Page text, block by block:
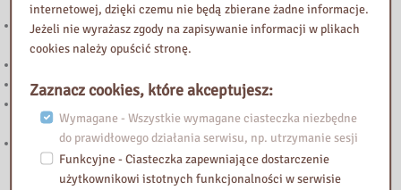
221. Kierunek STEAM: rozwój strefy multimedialnej w Bibliotece
Pedagogicznej w Żyrardowie
Nowy wpis na blogu „Biblioteka Vintage”
„Halo! Tu Mazowsze” – podcast Samorządu Województwa
Mazowieckiego
Zapraszamy do lektury nowego wpisu na blogu Biblioteka Vintage!
internetowej, dzięki czemu nie będą zbierane żadne informacje.
Jeżeli nie wyrażasz zgody na zapisywanie informacji w plikach
cookies należy opuścić stronę.
Zaznacz cookies, które akceptujesz:
Wymagane - Wszystkie wymagane ciasteczka niezbędne
do prawidłowego działania serwisu, np. utrzymanie sesji
Funkcyjne - Ciasteczka zapewniające dostarczenie
użytkownikowi istotnych funkcjonalności w serwisie